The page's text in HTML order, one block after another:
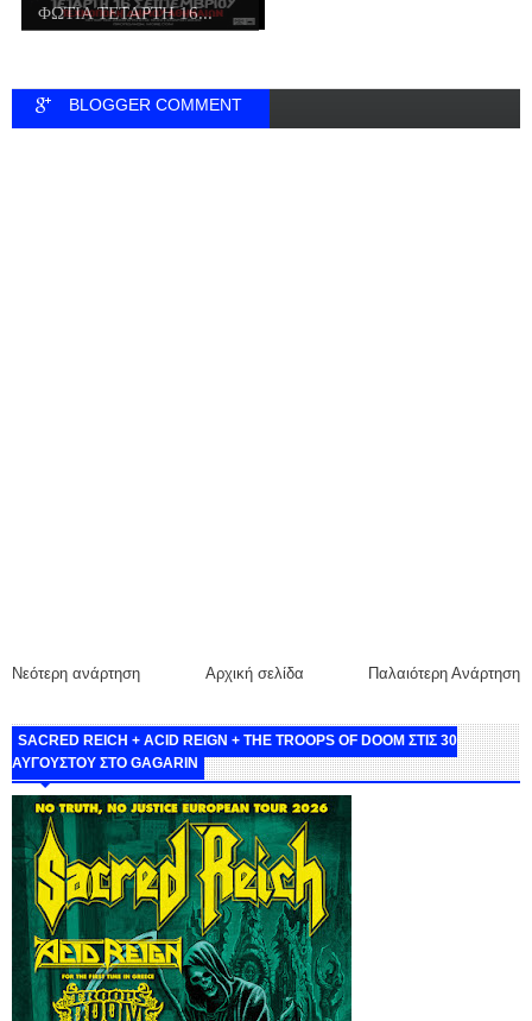
ΦΩΤΙΑ ΤΕΤΑΡΤΗ 16...
BLOGGER COMMENT
Νεότερη ανάρτηση Παλαιότερη Ανάρτηση
Αρχική σελίδα
SACRED REICH + ACID REIGN + THE TROOPS OF DOOM ΣΤΙΣ 30
ΑΥΓΟΥΣΤΟΥ ΣΤΟ GAGARIN